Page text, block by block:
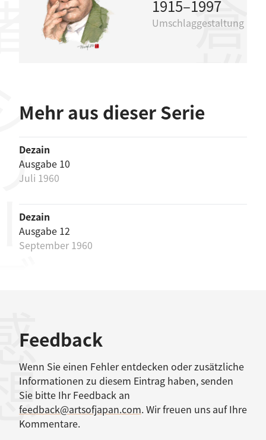
1915–1997
Umschlaggestaltung
亀倉雄策
Mehr aus dieser Serie
ズ
Dezain
Ausgabe 10
Juli 1960
Dezain
Ausgabe 12
September 1960
Feedback
Wenn Sie einen Fehler entdecken oder zusätzliche
Informationen zu diesem Eintrag haben, senden
Sie bitte Ihr Feedback an
feedback@artsofjapan.com. Wir freuen uns auf Ihre
Kommentare.